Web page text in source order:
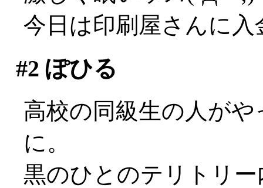
今日は印刷屋さんに
#2 ぽひる
高校の同級生の人が
に。
黒のひとのテリトリ